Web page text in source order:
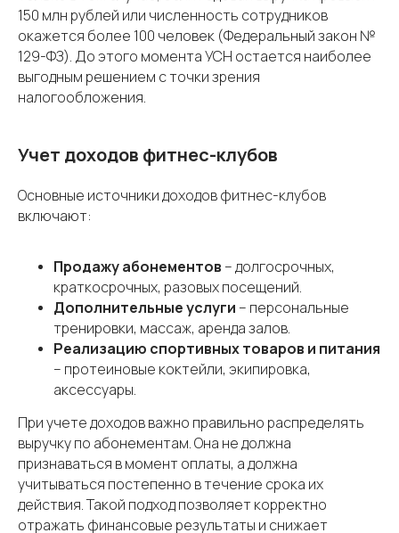
150 млн рублей или численность сотрудников
окажется более 100 человек (Федеральный закон №
129-ФЗ). До этого момента УСН остается наиболее
выгодным решением с точки зрения
налогообложения.
Учет доходов фитнес-клубов
Основные источники доходов фитнес-клубов
включают:
Продажу абонементов – долгосрочных,
краткосрочных, разовых посещений.
Дополнительные услуги – персональные
тренировки, массаж, аренда залов.
Реализацию спортивных товаров и питания
– протеиновые коктейли, экипировка,
аксессуары.
При учете доходов важно правильно распределять
выручку по абонементам. Она не должна
признаваться в момент оплаты, а должна
учитываться постепенно в течение срока их
действия. Такой подход позволяет корректно
отражать финансовые результаты и снижает